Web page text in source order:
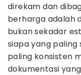
direkam dan
berharga adalah
bukan sekadar
siapa yang paling
paling konsisten
dokumentasi